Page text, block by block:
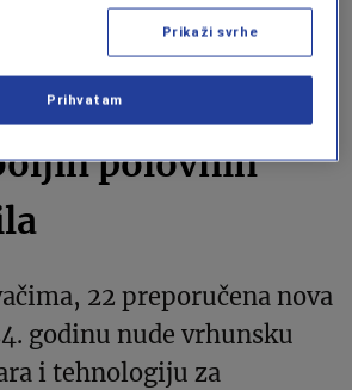
pogledajte u tabelama
polovnih
22 preporučena nova
godinu nude vrhunsku
i tehnologiju za
Prikaži svrhe
Prihvatam